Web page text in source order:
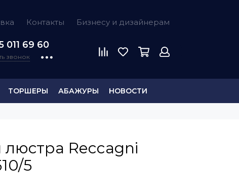
Контакты Бизнесу и дизайнерам
011 69 60
звонок
ТОРШЕРЫ АБАЖУРЫ НОВОСТИ
Reccagni
5